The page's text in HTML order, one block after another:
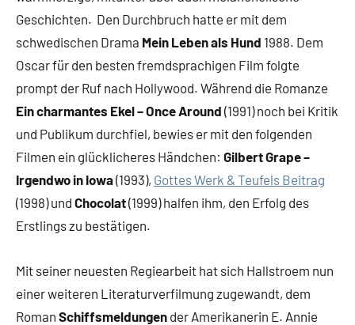
Geschichten. Den Durchbruch hatte er mit dem
schwedischen Drama Mein Leben als Hund 1988. Dem
Oscar für den besten fremdsprachigen Film folgte
prompt der Ruf nach Hollywood. Während die Romanze
Ein charmantes Ekel – Once Around (1991) noch bei Kritik
und Publikum durchfiel, bewies er mit den folgenden
Filmen ein glücklicheres Händchen: Gilbert Grape –
Irgendwo in Iowa(1993), Gottes Werk & Teufels Beitrag
(1998) und Chocolat(1999) halfen ihm, den Erfolg des
Erstlings zu bestätigen.
Mit seiner neuesten Regiearbeit hat sich Hallstroem nun
einer weiteren Literaturverfilmung zugewandt, dem
Roman Schiffsmeldungen der Amerikanerin E. Annie